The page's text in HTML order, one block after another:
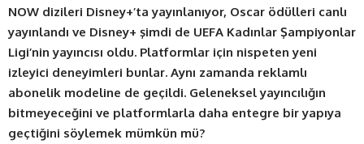
NOW dizileri Disney+’ta yayınlanıyor, Oscar ödülleri canlı
yayınlandı ve Disney+ şimdi de UEFA Kadınlar Şampiyonlar
Ligi’nin yayıncısı oldu. Platformlar için nispeten yeni
izleyici deneyimleri bunlar. Aynı zamanda reklamlı
abonelik modeline de geçildi. Geleneksel yayıncılığın
bitmeyeceğini ve platformlarla daha entegre bir yapıya
geçtiğini söylemek mümkün mü?